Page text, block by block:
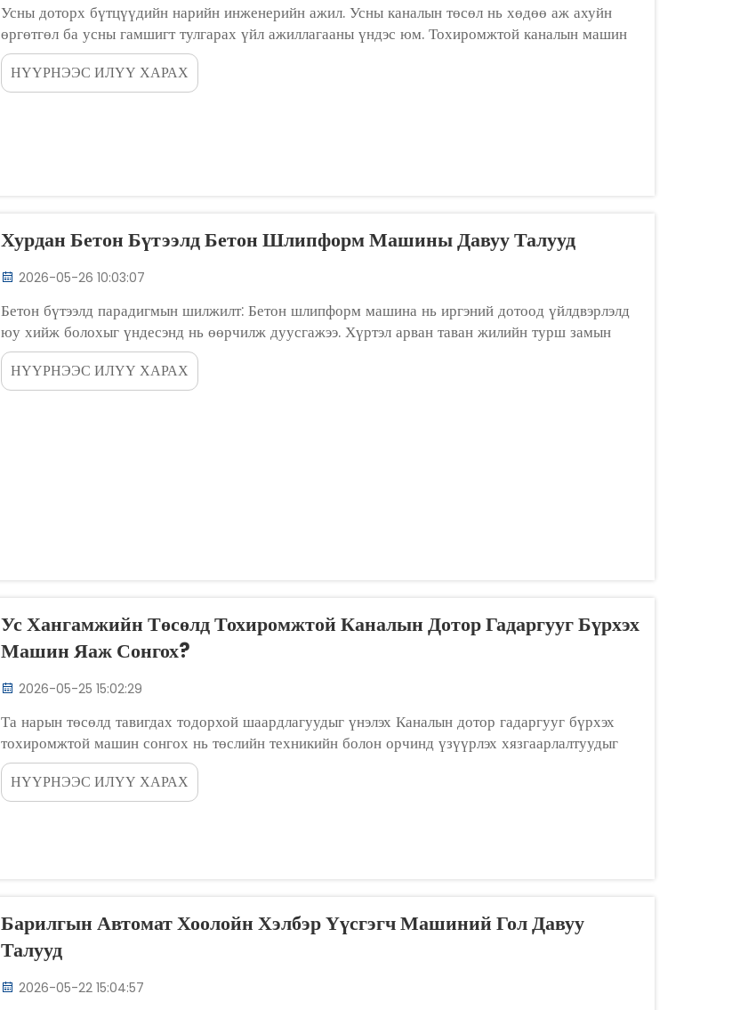
Усны доторх бүтцүүдийн нарийн инженерийн ажил. Усны каналын төсөл нь хөдөө аж ахуйн
өргөтгөл ба усны гамшигт тулгарах үйл ажиллагааны үндэс юм. Тохиромжтой каналын машин
сонгох нь зөвхөн худалдан авах ажил биш, харин техник инженерийн шийдвэрлэх чухал
асуудал юм, я...
НҮҮРНЭЭС ИЛҮҮ ХАРАХ
Хурдан Бетон Бүтээлд Бетон Шлипформ Машины Давуу Талууд
2026-05-26 10:03:07
Бетон бүтээлд парадигмын шилжилт: Бетон шлипформ машина нь иргэний дотоод үйлдвэрлэлд
юу хийж болохыг үндесэнд нь өөрчилж дуусгажээ. Хүртэл арван таван жилийн турш замын
саад, автомагистралын ирмүүс, нарийн төвөгтэй дренаж бүтээлүүд зэрэг урт нь их бетон
бүтээлүүдийн бүтээл нь...
НҮҮРНЭЭС ИЛҮҮ ХАРАХ
Ус Хангамжийн Төсөлд Тохиромжтой Каналын Дотор Гадаргууг Бүрхэх
Машин Яаж Сонгох?
2026-05-25 15:02:29
Та нарын төсөлд тавигдах тодорхой шаардлагуудыг үнэлэх Каналын дотор гадаргууг бүрхэх
тохиромжтой машин сонгох нь төслийн техникийн болон орчинд үзүүрлэх хязгаарлалтуудыг
хүрээлэн үзэх шаардлагатай үйл явц юм. Аливаа брендийг үнэлэхийн өмнө та нарын
шаардлагуудыг тодорхой тодорхойлж, тодорхойлох ёстой...
НҮҮРНЭЭС ИЛҮҮ ХАРАХ
Барилгын Автомат Хоолойн Хэлбэр Үүсгэгч Машиний Гол Давуу
Талууд
2026-05-22 15:04:57